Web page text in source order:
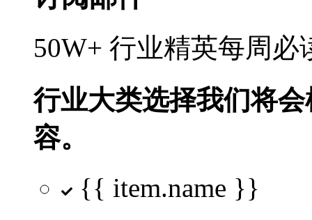
50W+ 行业精英每周
行业大类选择我们将
容。
{{ item.name }}